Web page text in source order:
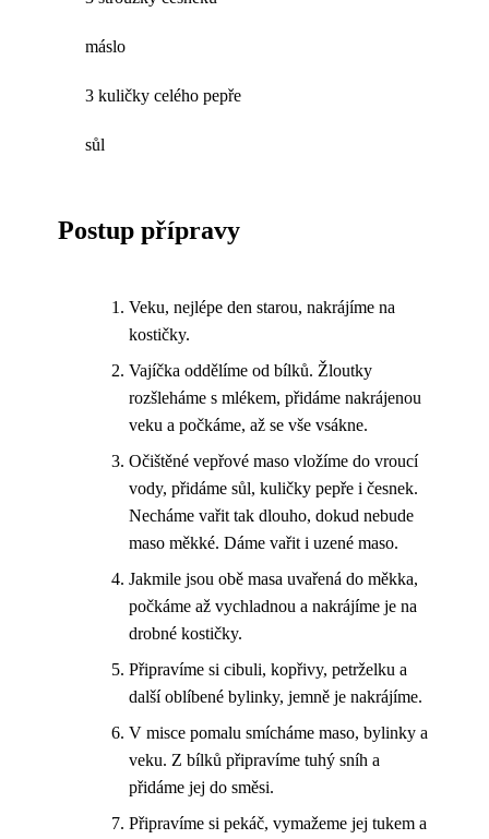
máslo
3 kuličky celého pepře
sůl
Postup přípravy
Veku, nejlépe den starou, nakrájíme na
kostičky.
Vajíčka oddělíme od bílků. Žloutky
rozšleháme s mlékem, přidáme nakrájenou
veku a počkáme, až se vše vsákne.
Očištěné vepřové maso vložíme do vroucí
vody, přidáme sůl, kuličky pepře i česnek.
Necháme vařit tak dlouho, dokud nebude
maso měkké. Dáme vařit i uzené maso.
Jakmile jsou obě masa uvařená do měkka,
počkáme až vychladnou a nakrájíme je na
drobné kostičky.
Připravíme si cibuli, kopřivy, petrželku a
další oblíbené bylinky, jemně je nakrájíme.
V misce pomalu smícháme maso, bylinky a
veku. Z bílků připravíme tuhý sníh a
přidáme jej do směsi.
Připravíme si pekáč, vymažeme jej tukem a